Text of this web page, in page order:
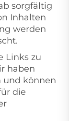
sorgfältig
Inhalten
werden
Links zu
haben
und können
die